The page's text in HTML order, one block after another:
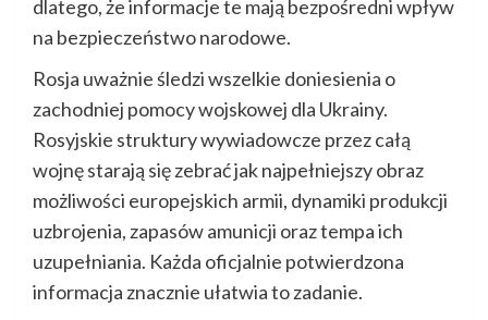
dlatego, że informacje te mają bezpośredni wpływ
na bezpieczeństwo narodowe.
Rosja uważnie śledzi wszelkie doniesienia o
zachodniej pomocy wojskowej dla Ukrainy.
Rosyjskie struktury wywiadowcze przez całą
wojnę starają się zebrać jak najpełniejszy obraz
możliwości europejskich armii, dynamiki produkcji
uzbrojenia, zapasów amunicji oraz tempa ich
uzupełniania. Każda oficjalnie potwierdzona
informacja znacznie ułatwia to zadanie.